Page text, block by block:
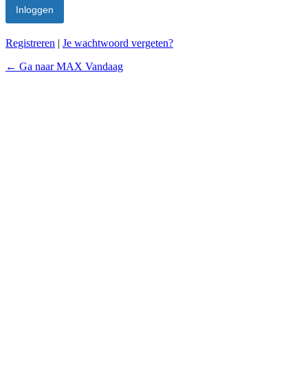
Registreren | Je wachtwoord vergeten?
← Ga naar MAX Vandaag